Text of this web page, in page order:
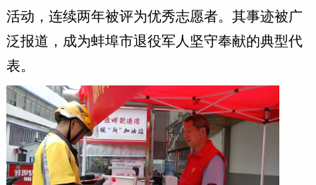
活动，连续两年被评为优秀志愿者。其事迹被广
泛报道，成为蚌埠市退役军人坚守奉献的典型代
表。